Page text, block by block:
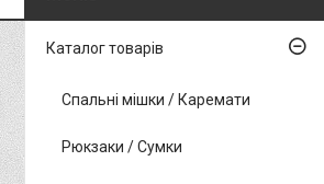
Каталог товарів
Спальні мішки / Каремати
Рюкзаки / Сумки